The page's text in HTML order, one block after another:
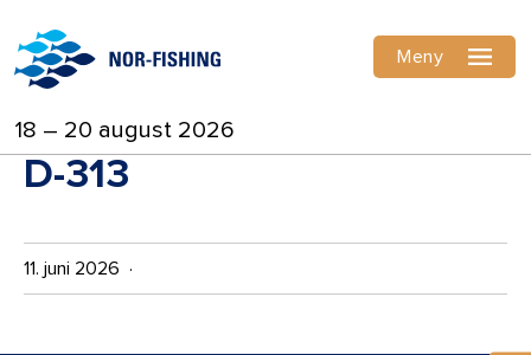
18 – 20 august 2026
Meny
D-313
11. juni 2026 ·